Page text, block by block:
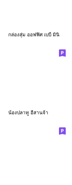
กล่องสุ่ม ออฟฟิศ เบบี๋ มินิ
น้องปลาทู อีสานจ้า